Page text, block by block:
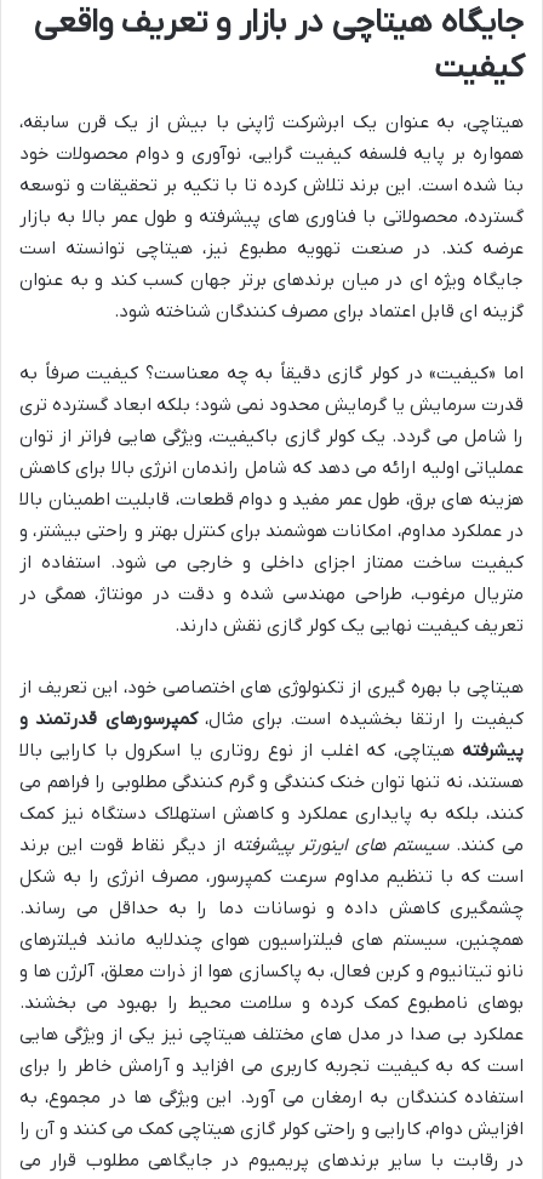
جایگاه هیتاچی در بازار و تعریف واقعی
کیفیت
هیتاچی، به عنوان یک ابرشرکت ژاپنی با بیش از یک قرن سابقه،
همواره بر پایه فلسفه کیفیت گرایی، نوآوری و دوام محصولات خود
بنا شده است. این برند تلاش کرده تا با تکیه بر تحقیقات و توسعه
گسترده، محصولاتی با فناوری های پیشرفته و طول عمر بالا به بازار
عرضه کند. در صنعت تهویه مطبوع نیز، هیتاچی توانسته است
جایگاه ویژه ای در میان برندهای برتر جهان کسب کند و به عنوان
گزینه ای قابل اعتماد برای مصرف کنندگان شناخته شود.
اما «کیفیت» در کولر گازی دقیقاً به چه معناست؟ کیفیت صرفاً به
قدرت سرمایش یا گرمایش محدود نمی شود؛ بلکه ابعاد گسترده تری
را شامل می گردد. یک کولر گازی باکیفیت، ویژگی هایی فراتر از توان
عملیاتی اولیه ارائه می دهد که شامل راندمان انرژی بالا برای کاهش
هزینه های برق، طول عمر مفید و دوام قطعات، قابلیت اطمینان بالا
در عملکرد مداوم، امکانات هوشمند برای کنترل بهتر و راحتی بیشتر، و
کیفیت ساخت ممتاز اجزای داخلی و خارجی می شود. استفاده از
متریال مرغوب، طراحی مهندسی شده و دقت در مونتاژ، همگی در
تعریف کیفیت نهایی یک کولر گازی نقش دارند.
هیتاچی با بهره گیری از تکنولوژی های اختصاصی خود، این تعریف از
کیفیت را ارتقا بخشیده است. برای مثال،کمپرسورهای قدرتمند و
پیشرفته هیتاچی، که اغلب از نوع روتاری یا اسکرول با کارایی بالا
هستند، نه تنها توان خنک کنندگی و گرم کنندگی مطلوبی را فراهم می
کنند، بلکه به پایداری عملکرد و کاهش استهلاک دستگاه نیز کمک
می کنند.سیستم های اینورتر پیشرفته از دیگر نقاط قوت این برند
است که با تنظیم مداوم سرعت کمپرسور، مصرف انرژی را به شکل
چشمگیری کاهش داده و نوسانات دما را به حداقل می رساند.
همچنین، سیستم های فیلتراسیون هوای چندلایه مانند فیلترهای
نانو تیتانیوم و کربن فعال، به پاکسازی هوا از ذرات معلق، آلرژن ها و
بوهای نامطبوع کمک کرده و سلامت محیط را بهبود می بخشند.
عملکرد بی صدا در مدل های مختلف هیتاچی نیز یکی از ویژگی هایی
است که به کیفیت تجربه کاربری می افزاید و آرامش خاطر را برای
استفاده کنندگان به ارمغان می آورد. این ویژگی ها در مجموع، به
افزایش دوام، کارایی و راحتی کولر گازی هیتاچی کمک می کنند و آن را
در رقابت با سایر برندهای پریمیوم در جایگاهی مطلوب قرار می